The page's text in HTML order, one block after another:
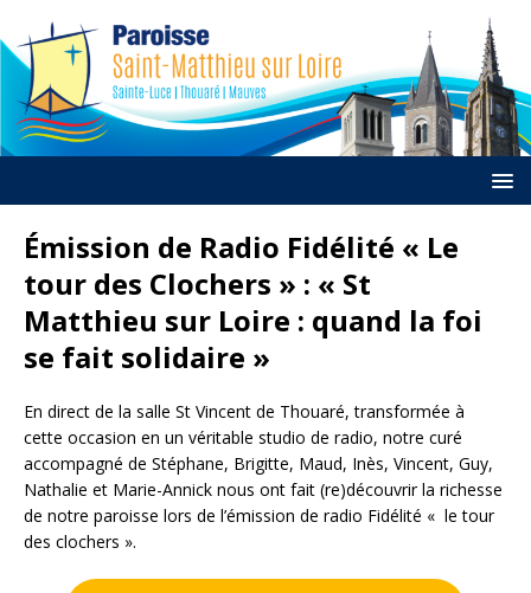
Émission de Radio Fidélité « Le
tour des Clochers » : « St
Matthieu sur Loire : quand la foi
se fait solidaire »
En direct de la salle St Vincent de Thouaré, transformée à
cette occasion en un véritable studio de radio, notre curé
accompagné de Stéphane, Brigitte, Maud, Inès, Vincent, Guy,
Nathalie et Marie-Annick nous ont fait (re)découvrir la richesse
de notre paroisse lors de l’émission de radio Fidélité « le tour
des clochers ».